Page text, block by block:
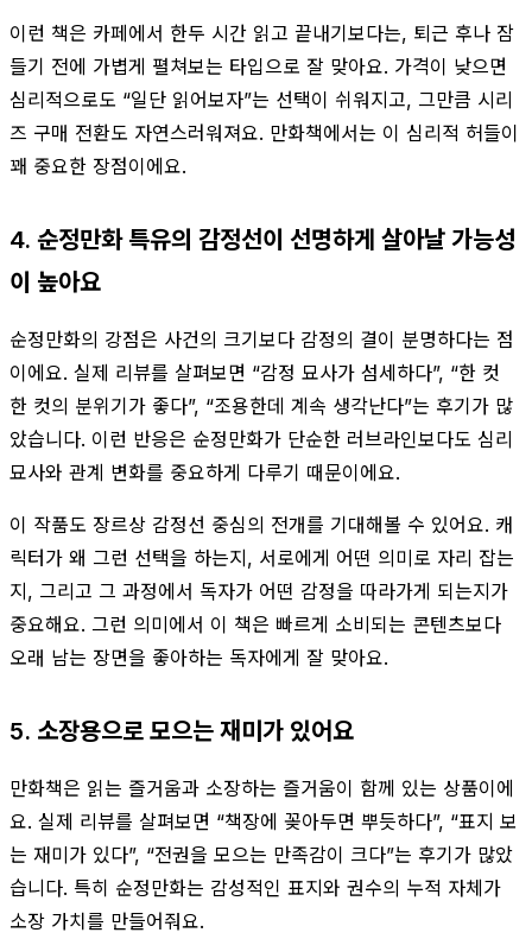
이런 책은 카페에서 한두 시간 읽고 끝내기보다는, 퇴근 후나 잠
들기 전에 가볍게 펼쳐보는 타입으로 잘 맞아요. 가격이 낮으면
심리적으로도 “일단 읽어보자”는 선택이 쉬워지고, 그만큼 시리
즈 구매 전환도 자연스러워져요. 만화책에서는 이 심리적 허들이
꽤 중요한 장점이에요.
4. 순정만화 특유의 감정선이 선명하게 살아날 가능성
이 높아요
순정만화의 강점은 사건의 크기보다 감정의 결이 분명하다는 점
이에요. 실제 리뷰를 살펴보면 “감정 묘사가 섬세하다”, “한 컷
한 컷의 분위기가 좋다”, “조용한데 계속 생각난다”는 후기가 많
았습니다. 이런 반응은 순정만화가 단순한 러브라인보다도 심리
묘사와 관계 변화를 중요하게 다루기 때문이에요.
이 작품도 장르상 감정선 중심의 전개를 기대해볼 수 있어요. 캐
릭터가 왜 그런 선택을 하는지, 서로에게 어떤 의미로 자리 잡는
지, 그리고 그 과정에서 독자가 어떤 감정을 따라가게 되는지가
중요해요. 그런 의미에서 이 책은 빠르게 소비되는 콘텐츠보다
오래 남는 장면을 좋아하는 독자에게 잘 맞아요.
5. 소장용으로 모으는 재미가 있어요
만화책은 읽는 즐거움과 소장하는 즐거움이 함께 있는 상품이에
요. 실제 리뷰를 살펴보면 “책장에 꽂아두면 뿌듯하다”, “표지 보
는 재미가 있다”, “전권을 모으는 만족감이 크다”는 후기가 많았
습니다. 특히 순정만화는 감성적인 표지와 권수의 누적 자체가
소장 가치를 만들어줘요.